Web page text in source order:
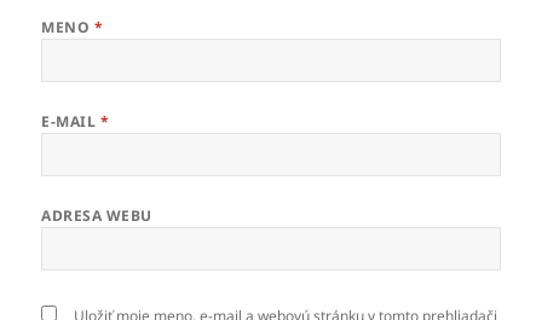
MENO *
E-MAIL *
ADRESA WEBU